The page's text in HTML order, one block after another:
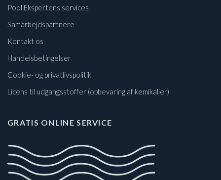
Pool Ekspertens services
Samarbejdspartnere
Kontakt os
Handelsbetingelser
Cookie- og privatlivspolitik
Licens til udgangsstoffer (opbevaring af kemikalier)
GRATIS ONLINE SERVICE